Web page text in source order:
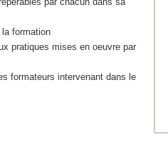
la formation
pratiques mises en oeuvre par
formateurs intervenant dans le